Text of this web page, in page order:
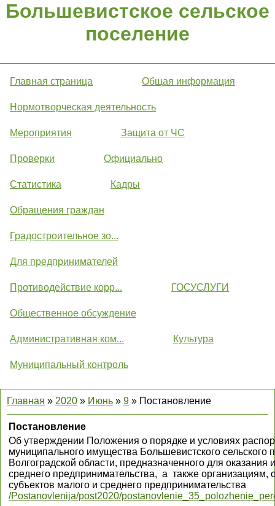
Большевистское сельское
поселение
Главная страница Общая информация
Нормотворческая деятельность
Мероприятия Защита от ЧС
Проверки Официально
Статистика Кадры
Обращения граждан
Градостроительное зо...
Для предпринимателей
Противодействие корр... ГОСУСЛУГИ
Общественное обсуждение
Административная ком... Культура
Муниципальный контроль
Главная » 2020 » Июнь » 9 » Постановление
Постановление
Об утверждении Положения о порядке и условиях
муниципального имущества Большевистского сельского
Волгоградской области, предназначенного для
среднего предпринимательства, а также
субъектов малого и среднего предпринимательства
/Postanovlenija/post2020/